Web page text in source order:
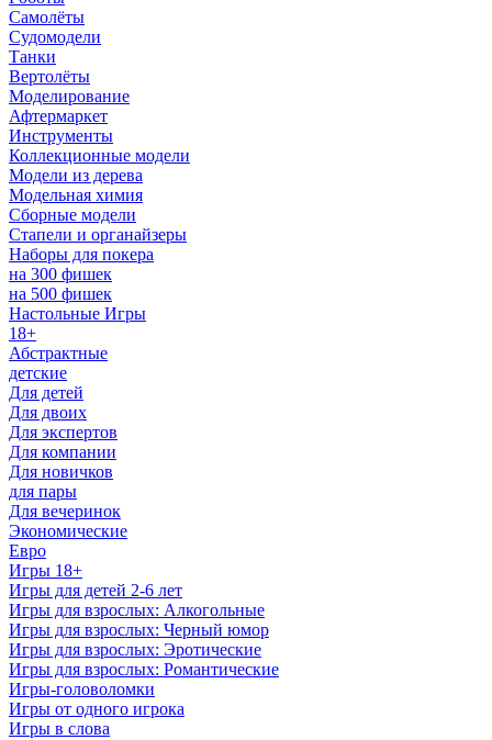
Самолёты
Судомодели
Танки
Вертолёты
Моделирование
Афтермаркет
Инструменты
Коллекционные модели
Модели из дерева
Модельная химия
Сборные модели
Стапели и органайзеры
Наборы для покера
на 300 фишек
на 500 фишек
Настольные Игры
18+
Абстрактные
детские
Для детей
Для двоих
Для экспертов
Для компании
Для новичков
для пары
Для вечеринок
Экономические
Евро
Игры 18+
Игры для детей 2-6 лет
Игры для взрослых: Алкогольные
Игры для взрослых: Черный юмор
Игры для взрослых: Эротические
Игры для взрослых: Романтические
Игры-головоломки
Игры от одного игрока
Игры в слова